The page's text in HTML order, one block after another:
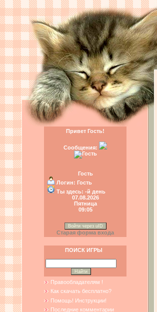
Привет Гость!
Сообщения:
Гость
Логин: Гость
Ты здесь: -й день
07.08.2026
Пятница
09:05
Войти через uID
Старая форма входа
ПОИСК ИГРЫ
Правообладателям !
Как скачать бесплатно?
Помощь! Инструкции!
Последние комментарии